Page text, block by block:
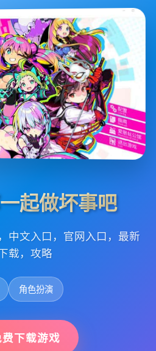
起做坏事吧
中文入口，官网入口，最新
载，攻略
角色扮演
下载游戏